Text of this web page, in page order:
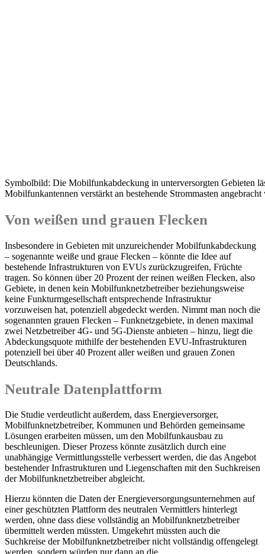
Symbolbild: Die Mobilfunkabdeckung in unterversorgten Gebieten
Mobilfunkantennen verstärkt an bestehende Strommasten
Von weißen und grauen Flecken
Insbesondere in Gebieten mit unzureichender Mobilfunkabdeckung
– sogenannte weiße und graue Flecken – könnte die Idee auf
bestehende Infrastrukturen von EVUs zurückzugreifen, Früchte
tragen. So können über 20 Prozent der reinen weißen Flecken, also
Gebiete, in denen kein Mobilfunknetzbetreiber beziehungsweise
keine Funkturmgesellschaft entsprechende Infrastruktur
vorzuweisen hat, potenziell abgedeckt werden. Nimmt man noch die
sogenannten grauen Flecken – Funknetzgebiete, in denen maximal
zwei Netzbetreiber 4G- und 5G-Dienste anbieten – hinzu, liegt die
Abdeckungsquote mithilfe der bestehenden EVU-Infrastrukturen
potenziell bei über 40 Prozent aller weißen und grauen Zonen
Deutschlands.
Neutrale Datenplattform
Die Studie verdeutlicht außerdem, dass Energieversorger,
Mobilfunknetzbetreiber, Kommunen und Behörden gemeinsame
Lösungen erarbeiten müssen, um den Mobilfunkausbau zu
beschleunigen. Dieser Prozess könnte zusätzlich durch eine
unabhängige Vermittlungsstelle verbessert werden, die das Angebot
bestehender Infrastrukturen und Liegenschaften mit den Suchkreisen
der Mobilfunknetzbetreiber abgleicht.
Hierzu könnten die Daten der Energieversorgungsunternehmen auf
einer geschützten Plattform des neutralen Vermittlers hinterlegt
werden, ohne dass diese vollständig an Mobilfunknetzbetreiber
übermittelt werden müssten. Umgekehrt müssten auch die
Suchkreise der Mobilfunknetzbetreiber nicht vollständig offengelegt